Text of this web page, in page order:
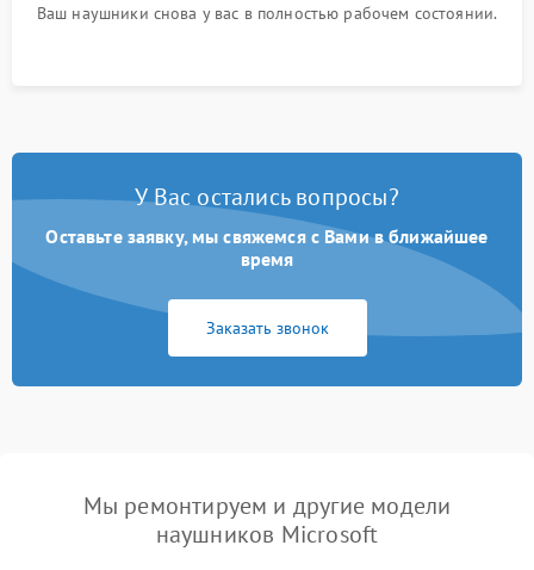
Ваш наушники снова у вас в полностью рабочем состоянии.
У Вас остались вопросы?
Оставьте заявку, мы свяжемся с Вами в ближайшее
время
Заказать звонок
Мы ремонтируем и другие модели
наушников Microsoft